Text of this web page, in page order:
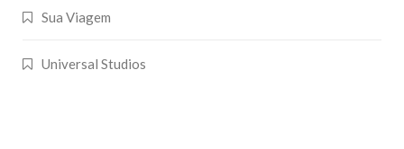
Sua Viagem
Universal Studios